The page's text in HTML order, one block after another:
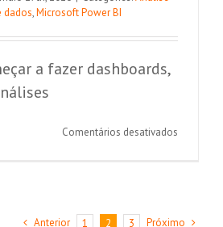
dados,Microsoft Power BI
a fazer dashboards,
Comentários desativados
os
Anterior 1 2 3 Próximo